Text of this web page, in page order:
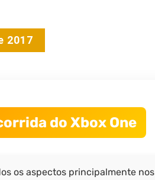
2017
do Xbox One
os aspectos principalmente